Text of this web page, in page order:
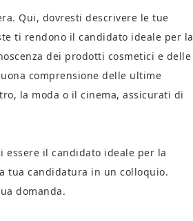
Qui, dovresti descrivere le tue
ti rendono il candidato ideale per la
dei prodotti cosmetici e delle
comprensione delle ultime
la moda o il cinema, assicurati di
il candidato ideale per la
tua candidatura in un colloquio.
domanda.